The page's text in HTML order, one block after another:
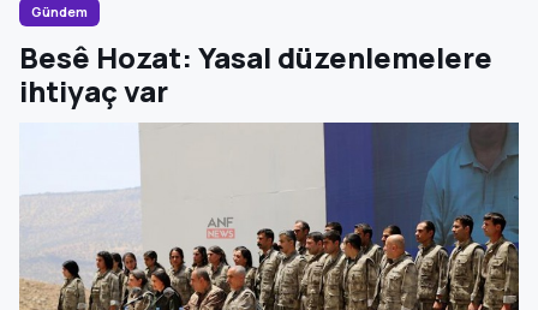
Gündem
Besê Hozat: Yasal düzenlemelere
ihtiyaç var